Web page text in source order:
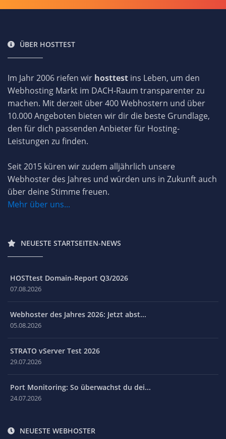
ÜBER HOSTTEST
Im Jahr 2006 riefen wir hosttest ins Leben, um den
Webhosting Markt im DACH-Raum transparenter zu
machen. Mit derzeit über 400 Webhostern und über
10.000 Angeboten bieten wir dir die beste Grundlage,
den für dich passenden Anbieter für Hosting-
Leistungen zu finden.
Seit 2015 küren wir zudem alljährlich unsere
Webhoster des Jahres und würden uns in Zukunft auch
über deine Stimme freuen.
Mehr über uns...
NEUESTE STARTSEITEN-NEWS
HOSTtest Domain-Report Q3/2026
07.08.2026
Webhoster des Jahres 2026: Jetzt abst...
05.08.2026
STRATO vServer Test 2026
29.07.2026
Port Monitoring: So überwachst du dei...
24.07.2026
NEUESTE WEBHOSTER